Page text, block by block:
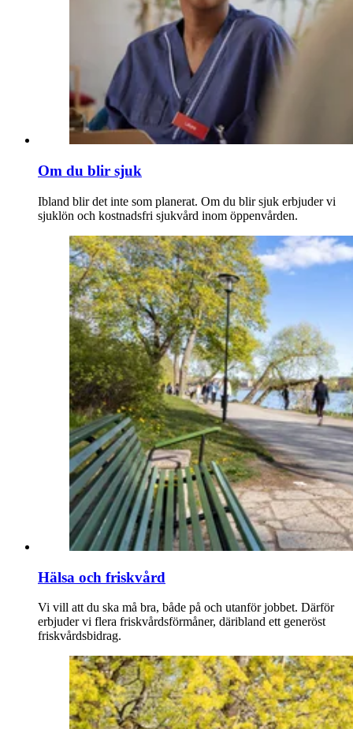
Om du blir sjuk
Ibland blir det inte som planerat. Om du blir sjuk erbjuder vi
sjuklön och kostnadsfri sjukvård inom öppenvården.
Hälsa och friskvård
Vi vill att du ska må bra, både på och utanför jobbet. Därför
erbjuder vi flera friskvårdsförmåner, däribland ett generöst
friskvårdsbidrag.